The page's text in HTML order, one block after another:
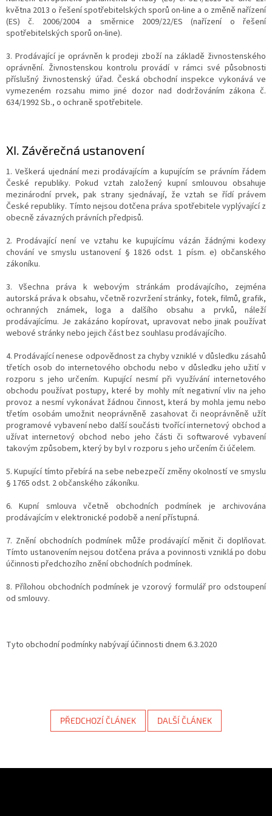
května 2013 o řešení spotřebitelských sporů on-line a o změně nařízení
(ES) č. 2006/2004 a směrnice 2009/22/ES (nařízení o řešení
spotřebitelských sporů on-line).
3. Prodávající je oprávněn k prodeji zboží na základě živnostenského
oprávnění. Živnostenskou kontrolu provádí v rámci své působnosti
příslušný živnostenský úřad. Česká obchodní inspekce vykonává ve
vymezeném rozsahu mimo jiné dozor nad dodržováním zákona č.
634/1992 Sb., o ochraně spotřebitele.
XI. Závěrečná ustanovení
1. Veškerá ujednání mezi prodávajícím a kupujícím se právním řádem
České republiky. Pokud vztah založený kupní smlouvou obsahuje
mezinárodní prvek, pak strany sjednávají, že vztah se řídí právem
České republiky. Tímto nejsou dotčena práva spotřebitele vyplývající z
obecně závazných právních předpisů.
2. Prodávající není ve vztahu ke kupujícímu vázán žádnými kodexy
chování ve smyslu ustanovení § 1826 odst. 1 písm. e) občanského
zákoníku.
3. Všechna práva k webovým stránkám prodávajícího, zejména
autorská práva k obsahu, včetně rozvržení stránky, fotek, filmů, grafik,
ochranných známek, loga a dalšího obsahu a prvků, náleží
prodávajícímu. Je zakázáno kopírovat, upravovat nebo jinak používat
webové stránky nebo jejich část bez souhlasu prodávajícího.
4. Prodávající nenese odpovědnost za chyby vzniklé v důsledku zásahů
třetích osob do internetového obchodu nebo v důsledku jeho užití v
rozporu s jeho určením. Kupující nesmí při využívání internetového
obchodu používat postupy, které by mohly mít negativní vliv na jeho
provoz a nesmí vykonávat žádnou činnost, která by mohla jemu nebo
třetím osobám umožnit neoprávněně zasahovat či neoprávněně užít
programové vybavení nebo další součásti tvořící internetový obchod a
užívat internetový obchod nebo jeho části či softwarové vybavení
takovým způsobem, který by byl v rozporu s jeho určením či účelem.
5. Kupující tímto přebírá na sebe nebezpečí změny okolností ve smyslu
§ 1765 odst. 2 občanského zákoníku.
6. Kupní smlouva včetně obchodních podmínek je archivována
prodávajícím v elektronické podobě a není přístupná.
7. Znění obchodních podmínek může prodávající měnit či doplňovat.
Tímto ustanovením nejsou dotčena práva a povinnosti vzniklá po dobu
účinnosti předchozího znění obchodních podmínek.
8. Přílohou obchodních podmínek je vzorový formulář pro odstoupení
od smlouvy.
Tyto obchodní podmínky nabývají účinnosti dnem 6.3.2020
PŘEDCHOZÍ ČLÁNEK DALŠÍ ČLÁNEK